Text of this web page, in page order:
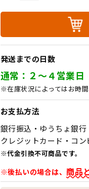
発送までの日数
通常：２～４営業日
※在庫状況によってはお時
お支払方法
銀行振込・ゆうちょ銀行
クレジットカード・コン
※代金引換不可商品です。
※後払いの場合は、 商品